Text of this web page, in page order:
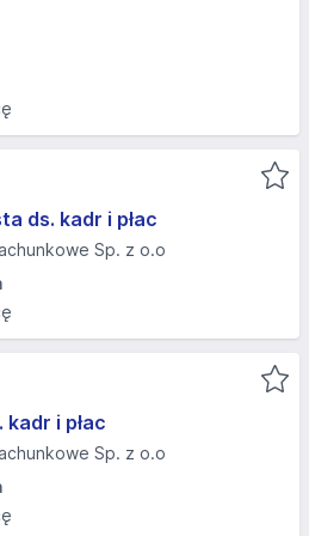
ds. kadr i płac
Sp. z o.o
kadr i płac
Sp. z o.o